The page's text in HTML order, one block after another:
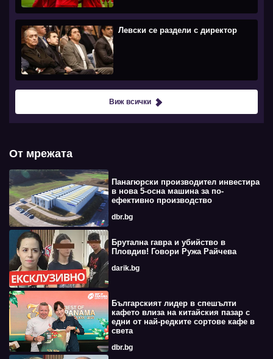
Левски се раздели с директор
Виж всички
От мрежата
Панагюрски производител инвестира
в нова 5-осна машина за по-
ефективно производство
dbr.bg
Брутална гавра и убийство в
Пловдив! Говори Ружа Райчева
darik.bg
Българският лидер в спешълти
кафето влиза на китайския пазар с
едни от най-редките сортове кафе в
света
dbr.bg